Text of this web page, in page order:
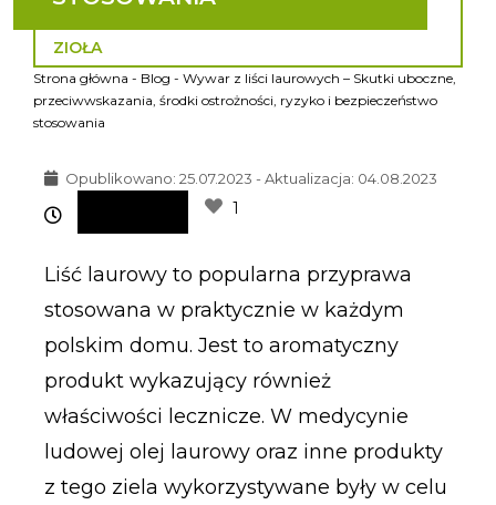
ZIOŁA
Strona główna - Blog - Wywar z liści laurowych – Skutki uboczne,
przeciwwskazania, środki ostrożności, ryzyko i bezpieczeństwo
stosowania
Opublikowano: 25.07.2023 - Aktualizacja: 04.08.2023
1
Liść laurowy to popularna przyprawa
stosowana w praktycznie w każdym
polskim domu. Jest to aromatyczny
produkt wykazujący również
właściwości lecznicze. W medycynie
ludowej olej laurowy oraz inne produkty
z tego ziela wykorzystywane były w celu